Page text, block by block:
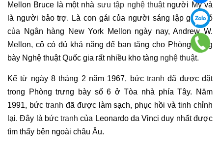
Mellon Bruce là một nhà sưu tập nghệ thuậtngười Mỹ và
là người bảo trợ. Là con gái của người sáng lập giàu có
của Ngân hàng New York Mellon ngày nay, Andrew W.
Mellon, cô có đủ khả năng để ban tặng cho Phòng trưng
bày Nghệ thuật Quốc gia rất nhiều kho tàng nghệ thuật.
Kể từ ngày 8 tháng 2 năm 1967, bức tranh đã được đặt
trong Phòng trưng bày số 6 ở Tòa nhà phía Tây. Năm
1991, bức tranh đã được làm sạch, phục hồi và tinh chỉnh
lại. Đây là bứctranh của Leonardo da Vinci duy nhất được
tìm thấy bên ngoài châu Âu.